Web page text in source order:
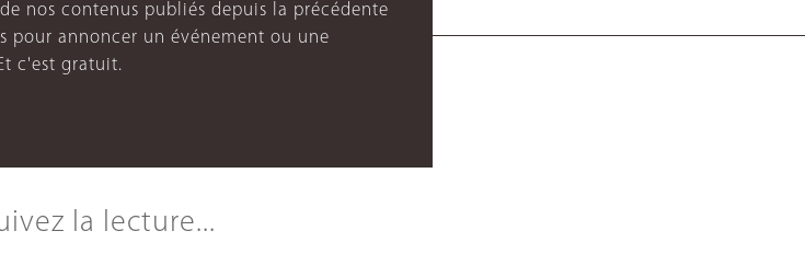
nos contenus publiés depuis la précédente
pour annoncer un événement ou une
c'est gratuit.
la lecture...